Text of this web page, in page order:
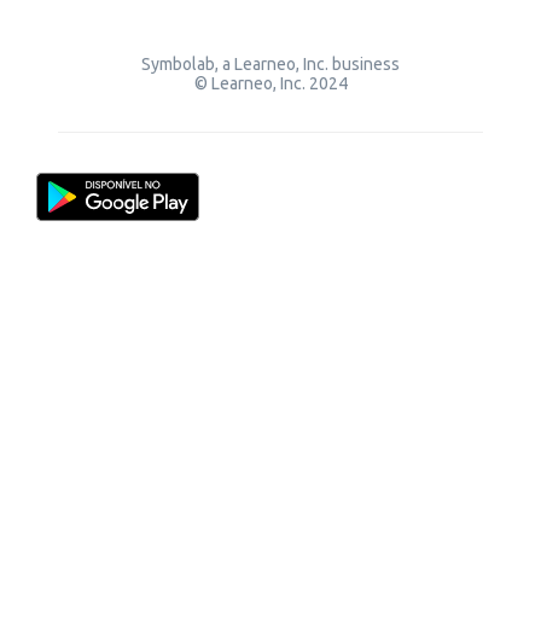
Symbolab, a Learneo, Inc. business
© Learneo, Inc. 2024